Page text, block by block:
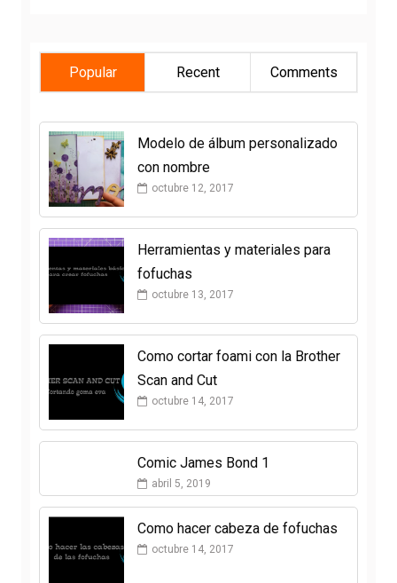
Popular Recent Comments
Modelo de álbum personalizado
con nombre
octubre 12, 2017
Herramientas y materiales para
fofuchas
octubre 13, 2017
Como cortar foami con la Brother
Scan and Cut
octubre 14, 2017
Comic James Bond 1
abril 5, 2019
Como hacer cabeza de fofuchas
octubre 14, 2017